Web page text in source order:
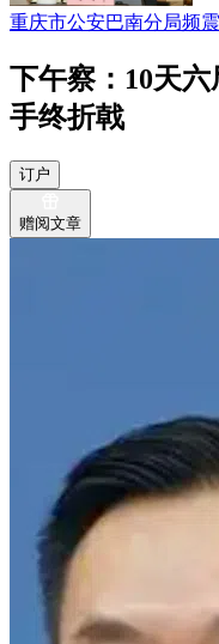
重庆市公安巴南分局频
下午察：10天
手终折戟
订户
赠阅文章